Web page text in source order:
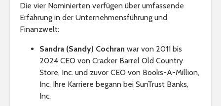
Die vier Nominierten verfügen über umfassende
Erfahrung in der Unternehmensführung und
Finanzwelt:
Sandra (Sandy) Cochran war von 2011 bis
2024 CEO von Cracker Barrel Old Country
Store, Inc. und zuvor CEO von Books-A-Million,
Inc. Ihre Karriere begann bei SunTrust Banks,
Inc.